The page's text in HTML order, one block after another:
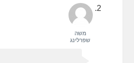
משה
שפרלינג